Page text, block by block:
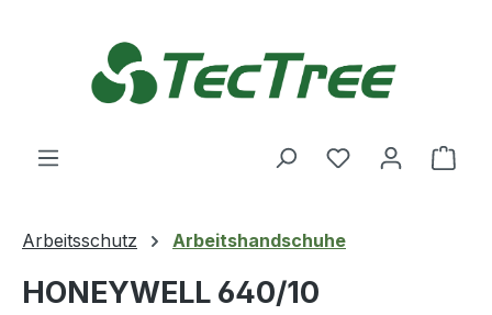
Du hast 0
Arbeitsschutz Arbeitshandschuhe
HONEYWELL 640/10